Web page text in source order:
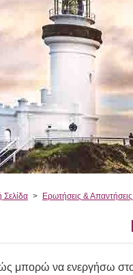
Σελίδα > Ερωτήσεις & Απαντήσεις Ι
μπορώ να ενεργήσω